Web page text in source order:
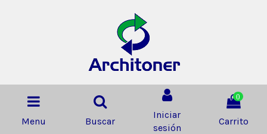
Menu Buscar
Iniciar
sesión
0
Carrito